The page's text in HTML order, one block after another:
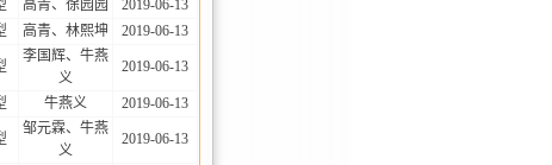
高青、徐园园
2019-06-13
高青、林熙坤 2019-06-13
李国辉、牛燕
义
2019-06-13
牛燕义 2019-06-13
邹元霖、牛燕
义
2019-06-13